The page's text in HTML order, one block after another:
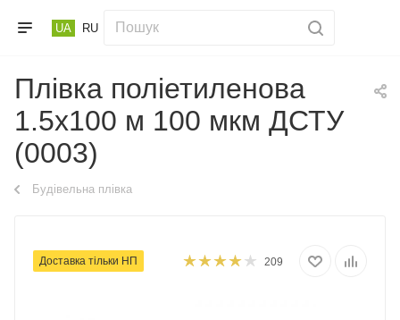
UA RU
Плівка поліетиленова
1.5х100 м 100 мкм ДСТУ
(0003)
Будівельна плівка
Доставка тільки НП 209